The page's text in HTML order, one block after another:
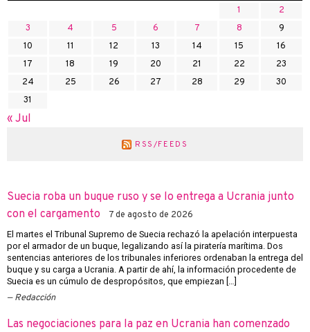
1
2
3
4 5 6 7 8
9
10
11 12 13 14 15
16
17
18 19 20 21 22
23
24
25 26 27 28 29
30
31
« Jul
RSS/FEEDS
Suecia roba un buque ruso y se lo entrega a Ucrania junto
con el cargamento
7 de agosto de 2026
El martes el Tribunal Supremo de Suecia rechazó la apelación interpuesta
por el armador de un buque, legalizando así la piratería marítima. Dos
sentencias anteriores de los tribunales inferiores ordenaban la entrega del
buque y su carga a Ucrania. A partir de ahí, la información procedente de
Suecia es un cúmulo de despropósitos, que empiezan […]
Redacción
Las negociaciones para la paz en Ucrania han comenzado